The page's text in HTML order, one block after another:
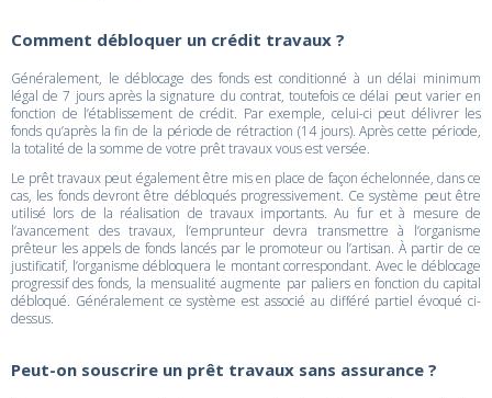
Comment débloquer un crédit travaux ?
Généralement, le déblocage des fonds est conditionné à un délai minimum
légal de 7 jours après la signature du contrat, toutefois ce délai peut varier en
fonction de l’établissement de crédit. Par exemple, celui-ci peut délivrer les
fonds qu’après la fin de la période de rétraction (14 jours). Après cette période,
la totalité de la somme de votre prêt travaux vous est versée.
Le prêt travaux peut également être mis en place de façon échelonnée, dans ce
cas, les fonds devront être débloqués progressivement. Ce système peut être
utilisé lors de la réalisation de travaux importants. Au fur et à mesure de
l’avancement des travaux, l’emprunteur devra transmettre à l’organisme
prêteur les appels de fonds lancés par le promoteur ou l’artisan. À partir de ce
justificatif, l’organisme débloquera le montant correspondant. Avec le déblocage
progressif des fonds, la mensualité augmente par paliers en fonction du capital
débloqué. Généralement ce système est associé au différé partiel évoqué ci-
dessus.
Peut-on souscrire un prêt travaux sans assurance ?